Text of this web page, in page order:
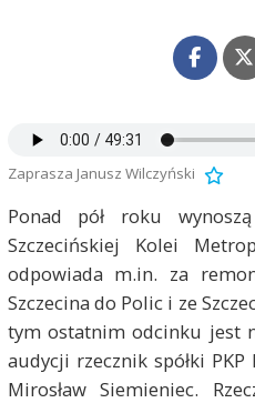
Zaprasza Janusz Wilczyński
Ponad pół roku
Szczecińskiej Kolei
odpowiada m.in. za
Szczecina do Polic i ze
tym ostatnim odcinku jest
audycji rzecznik spółki
Mirosław Siemieniec.